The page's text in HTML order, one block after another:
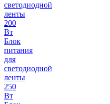
светодиодной
ленты
200
Вт
Блок
питания
для
светодиодной
ленты
250
Вт